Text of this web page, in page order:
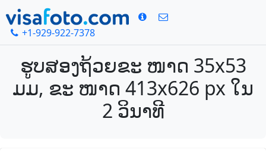
+1-929-922-7378
ຮູບສອງຖ້ວຍຂະ ໜາດ 35x53
ມມ, ຂະ ໜາດ 413x626 px ໃນ
2 ວິນາທີ